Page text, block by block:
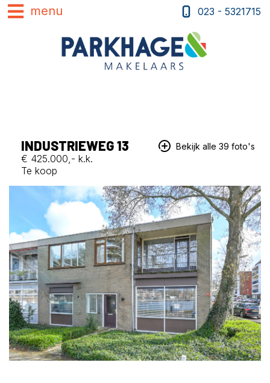
023 - 5321715
INDUSTRIEWEG 13
€ 425.000,- k.k.
Te koop
Bekijk alle 39 foto's